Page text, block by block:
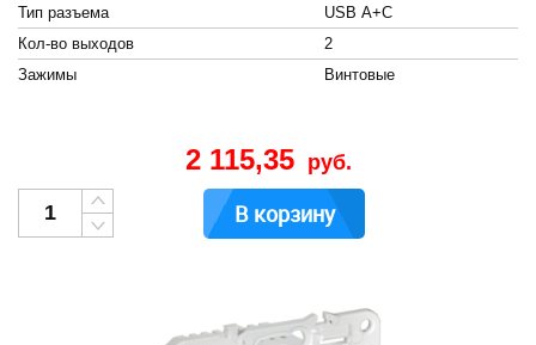
Тип разъема
USB А+C
Кол-во выходов
2
Зажимы
Винтовые
2 115,35 руб.
В корзину